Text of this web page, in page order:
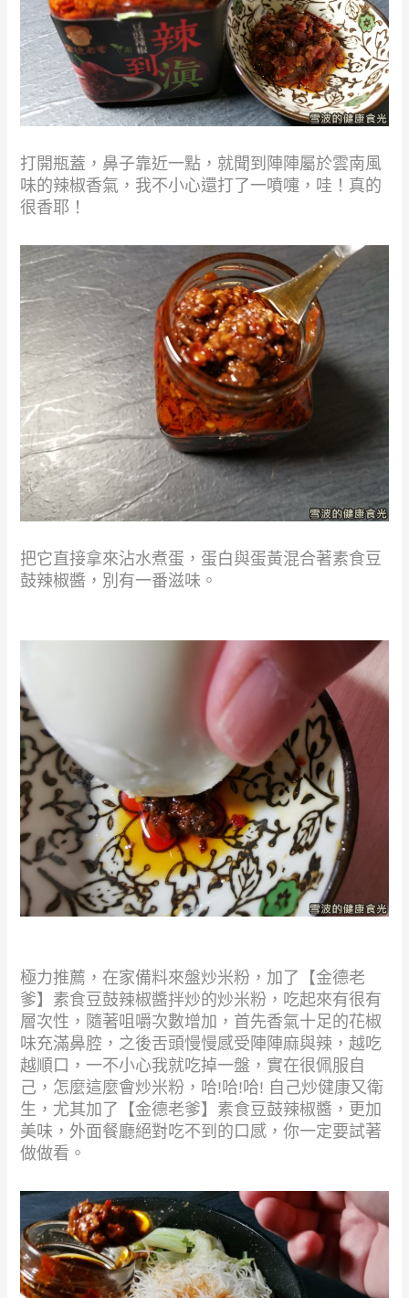
打開瓶蓋，鼻子靠近一點，就聞到陣陣屬於雲南風
味的辣椒香氣，我不小心還打了一噴嚏，哇！真的
很香耶！
把它直接拿來沾水煮蛋，蛋白與蛋黃混合著素食豆
鼓辣椒醬，別有一番滋味。
極力推薦，在家備料來盤炒米粉，加了【金德老
爹】素食豆鼓辣椒醬拌炒的炒米粉，吃起來有很有
層次性，隨著咀嚼次數增加，首先香氣十足的花椒
味充滿鼻腔，之後舌頭慢慢感受陣陣麻與辣，越吃
越順口，一不小心我就吃掉一盤，實在很佩服自
己，怎麼這麼會炒米粉，哈!哈!哈! 自己炒健康又衛
生，尤其加了【金德老爹】素食豆鼓辣椒醬，更加
美味，外面餐廳絕對吃不到的口感，你一定要試著
做做看。